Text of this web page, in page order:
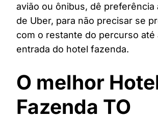
avião ou ônibus, dê preferência
de Uber, para não precisar se
com o restante do percurso até
entrada do hotel fazenda.
O melhor
Fazenda TO